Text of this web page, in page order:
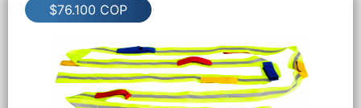
$76.100 COP